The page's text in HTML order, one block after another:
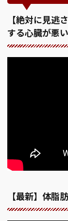
【絶対に見逃
する心臓が悪
【最新】体脂